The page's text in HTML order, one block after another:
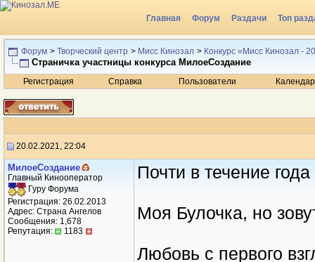
Главная Форум Раздачи Топ
Радио
Форум > Творческий центр > Мисс Кинозал > Конкурс «Мисс Кинозал -
Страничка участницы конкурса МилоеСоздание
Регистрация Справка Пользователи
20.02.2021, 22:04
МилоеСоздание
Главный Кинооператор
Гуру Форума
Регистрация: 26.02.2013
Адрес: Страна Ангелов
Сообщения: 1,678
Репутация:
1183
Почти в течение
Моя Булочка, но
Любовь с первого